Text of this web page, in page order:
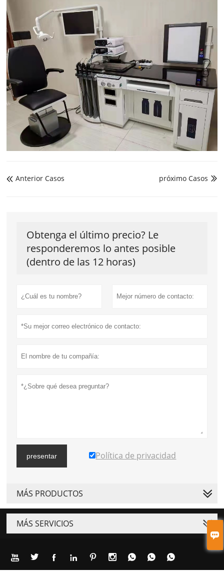

 Anterior Casos 
próximo Casos
Obtenga el último precio? Le
responderemos lo antes posible
(dentro de las 12 horas)
presentar Política de privacidad
MÁS PRODUCTOS
MÁS SERVICIOS
        